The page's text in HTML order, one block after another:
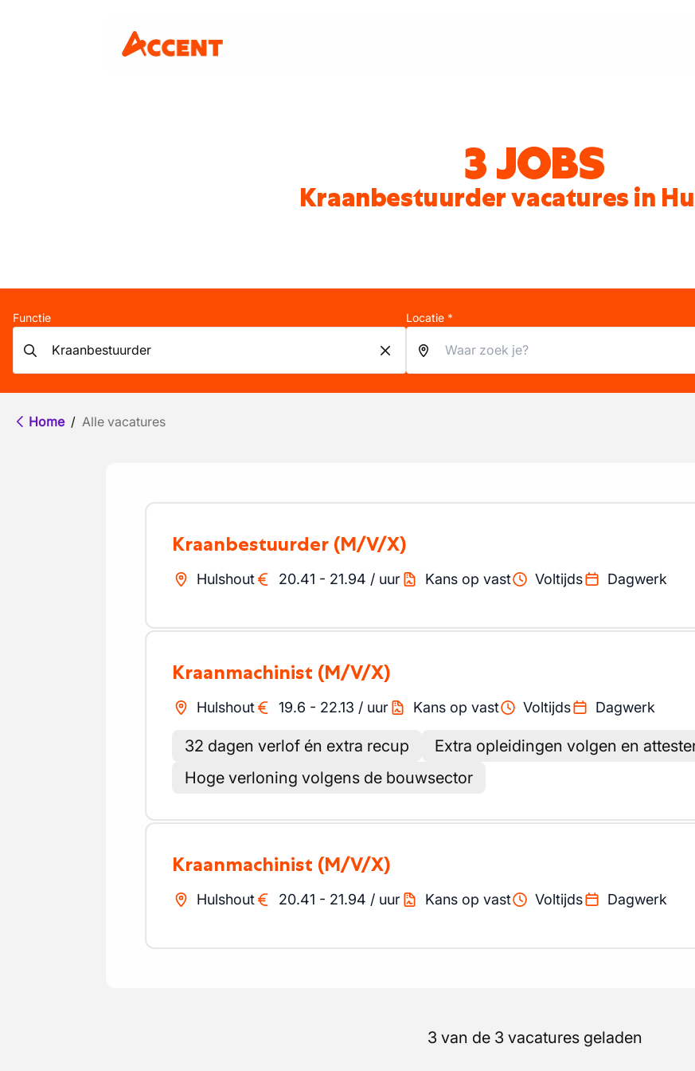
3 JOBS
Kraanbestuurder vacatures in
Functie Locatie *
Home / Alle vacatures
Kraanbestuurder (M/V/X)
Hulshout 20.41 - 21.94 / uur Kans op vast Voltijds Dagwerk
Kraanmachinist (M/V/X)
Hulshout 19.6 - 22.13 / uur Kans op vast Voltijds Dagwerk
32 dagen verlof én extra recup
Extra opleidingen volgen en
Hoge verloning volgens de bouwsector
Kraanmachinist (M/V/X)
Hulshout 20.41 - 21.94 / uur Kans op vast Voltijds Dagwerk
3 van de 3 vacatures geladen